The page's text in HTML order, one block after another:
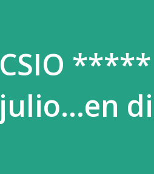
CSIO
julio...en